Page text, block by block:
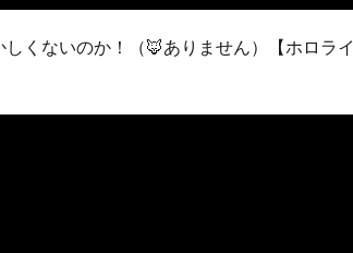
くないのか！（🦊ありません）【ホロライ